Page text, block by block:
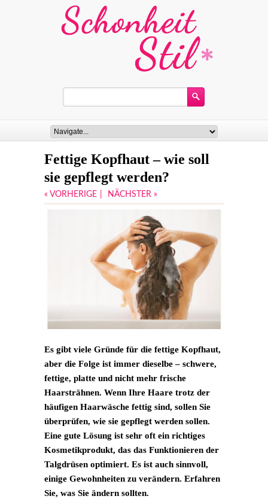
Fettige Kopfhaut – wie soll
sie gepflegt werden?
« VORHERIGE NÄCHSTER »
Es gibt viele Gründe für die fettige Kopfhaut,
aber die Folge ist immer dieselbe – schwere,
fettige, platte und nicht mehr frische
Haarsträhnen. Wenn Ihre Haare trotz der
häufigen Haarwäsche fettig sind, sollen Sie
überprüfen, wie sie gepflegt werden sollen.
Eine gute Lösung ist sehr oft ein richtiges
Kosmetikprodukt, das das Funktionieren der
Talgdrüsen optimiert. Es ist auch sinnvoll,
einige Gewohnheiten zu verändern. Erfahren
Sie, was Sie ändern sollten.